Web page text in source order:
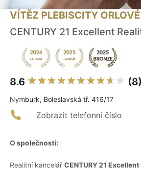
VÍTĚZ PLEBISCITY ORLOVÉ
CENTURY 21 Excellent
8.6 (8)
Nymburk, Boleslavská tř. 416/17
Zobrazit telefonní číslo
O společnosti:
Realitní kancelář CENTURY 21